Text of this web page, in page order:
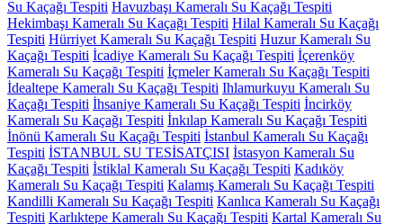
Su Kaçağı Tespiti Havuzbaşı Kameralı Su Kaçağı Tespiti
Hekimbaşı Kameralı Su Kaçağı Tespiti Hilal Kameralı Su Kaçağı
Tespiti Hürriyet Kameralı Su Kaçağı Tespiti Huzur Kameralı Su
Kaçağı Tespiti İcadiye Kameralı Su Kaçağı Tespiti İçerenköy
Kameralı Su Kaçağı Tespiti İçmeler Kameralı Su Kaçağı Tespiti
İdealtepe Kameralı Su Kaçağı Tespiti Ihlamurkuyu Kameralı Su
Kaçağı Tespiti İhsaniye Kameralı Su Kaçağı Tespiti İncirköy
Kameralı Su Kaçağı Tespiti İnkılap Kameralı Su Kaçağı Tespiti
İnönü Kameralı Su Kaçağı Tespiti İstanbul Kameralı Su Kaçağı
Tespiti İSTANBUL SU TESİSATÇISI İstasyon Kameralı Su
Kaçağı Tespiti İstiklal Kameralı Su Kaçağı Tespiti Kadıköy
Kameralı Su Kaçağı Tespiti Kalamış Kameralı Su Kaçağı Tespiti
Kandilli Kameralı Su Kaçağı Tespiti Kanlıca Kameralı Su Kaçağı
Tespiti Karlıktepe Kameralı Su Kaçağı Tespiti Kartal Kameralı Su